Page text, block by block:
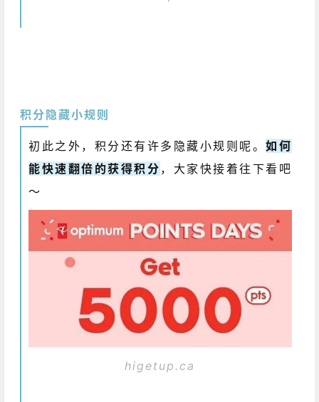
积分隐藏小规则
初此之外，积分还有许多隐藏小规则呢。如何
能快速翻倍的获得积分 ，大家快接着往下看吧
～
higetup.ca